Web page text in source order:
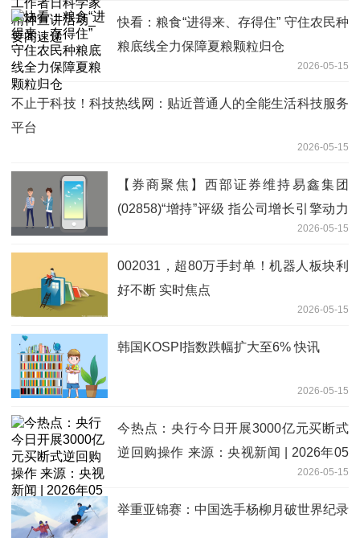
快看：粮食“进得来、存得住” 守住农民种
粮底线全力保障夏粮颗粒归仓
2026-05-15
不止于科技！科技热线网：贴近普通人的全能生活科技服务
平台
2026-05-15
【券商聚焦】西部证券维持易鑫集团
(02858)“增持”评级 指公司增长引擎动力
2026-05-15
002031，超80万手封单！机器人板块利
好不断 实时焦点
2026-05-15
韩国KOSPI指数跌幅扩大至6% 快讯
2026-05-15
今热点：央行今日开展3000亿元买断式
逆回购操作 来源：央视新闻 | 2026年05
月15日 09:36 央视新闻 | 2026年05月15
日 09:36 var subtitle = ''; if (subtitle
2026-05-15
举重亚锦赛：中国选手杨柳月破世界纪录